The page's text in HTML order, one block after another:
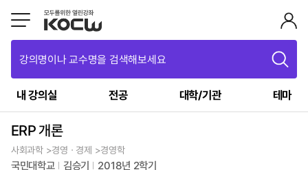
강의명이나 교수명을 검색해보세요
내 강의실 전공 대학/기관 테마
ERP 개론
사회과학 >경영ㆍ경제 >경영학
국민대학교 김승기 2018년 2학기